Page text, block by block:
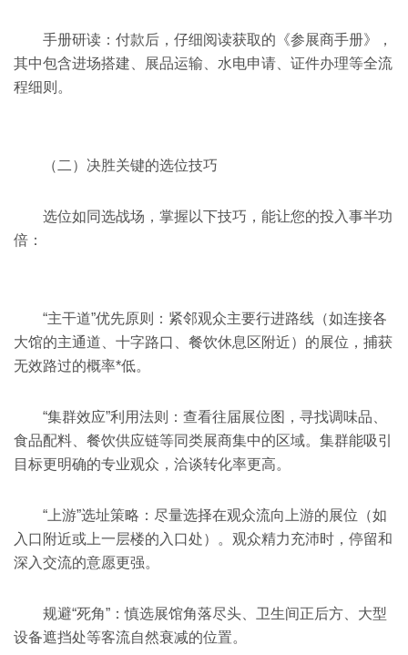
手册研读：付款后，仔细阅读获取的《参展商手册》，
其中包含进场搭建、展品运输、水电申请、证件办理等全流
程细则。
（二）决胜关键的选位技巧
选位如同选战场，掌握以下技巧，能让您的投入事半功
倍：
“主干道”优先原则：紧邻观众主要行进路线（如连接各
大馆的主通道、十字路口、餐饮休息区附近）的展位，捕获
无效路过的概率*低。
“集群效应”利用法则：查看往届展位图，寻找调味品、
食品配料、餐饮供应链等同类展商集中的区域。集群能吸引
目标更明确的专业观众，洽谈转化率更高。
“上游”选址策略：尽量选择在观众流向上游的展位（如
入口附近或上一层楼的入口处）。观众精力充沛时，停留和
深入交流的意愿更强。
规避“死角”：慎选展馆角落尽头、卫生间正后方、大型
设备遮挡处等客流自然衰减的位置。